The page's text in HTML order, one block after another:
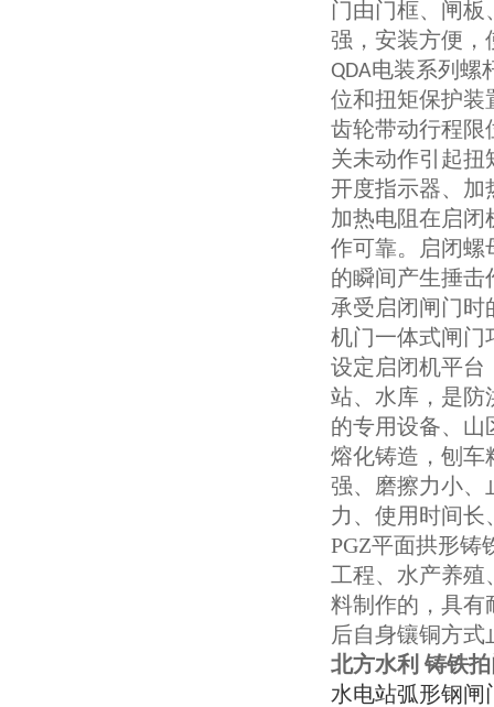
门由门框、闸
强，安装方便，
QDA电装系列螺
位和扭矩保护装
齿轮带动行程限
关未动作引起扭
开度指示器、加
加热电阻在启闭
作可靠。启闭螺
的瞬间产生捶击
承受启闭闸门时
机门一体式闸门
设定启闭机平台
站、水库，是防
的专用设备、山
熔化铸造，刨车
强、磨擦力小、
力、使用时间长
PGZ平面拱形铸
工程、水产养殖
料制作的，具有
后自身镶铜方
北方水利 铸铁
水电站弧形钢闸